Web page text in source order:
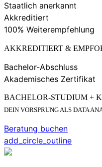
Staatlich anerkannt
Akkreditiert
100% Weiterempfehlung
AKKREDITIERT &
Bachelor-Abschluss
Akademisches Zertifikat
BACHELOR-STUDIUM +
DEIN VORSPRUNG ALS DATA
Beratung buchen
add_circle_outline